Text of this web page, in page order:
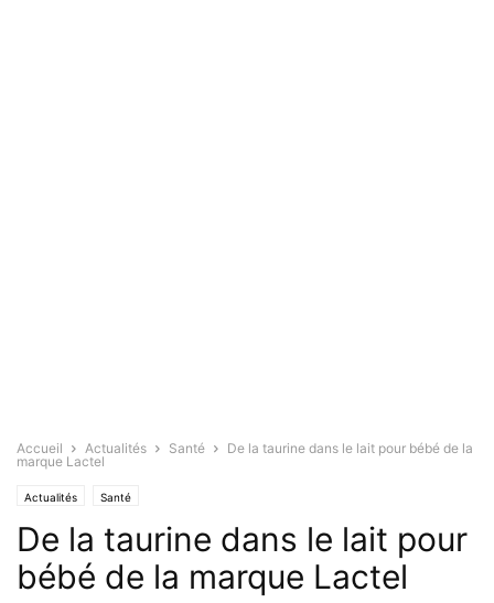
Accueil Actualités Santé
De la taurine dans le lait pour bébé de la
marque Lactel
Actualités Santé
De la taurine dans le lait pour
bébé de la marque Lactel